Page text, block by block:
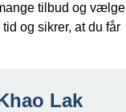
tilbud og vælge
og sikrer, at du får
Lak